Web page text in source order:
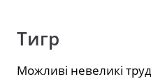
Тигр
Можливі невеликі